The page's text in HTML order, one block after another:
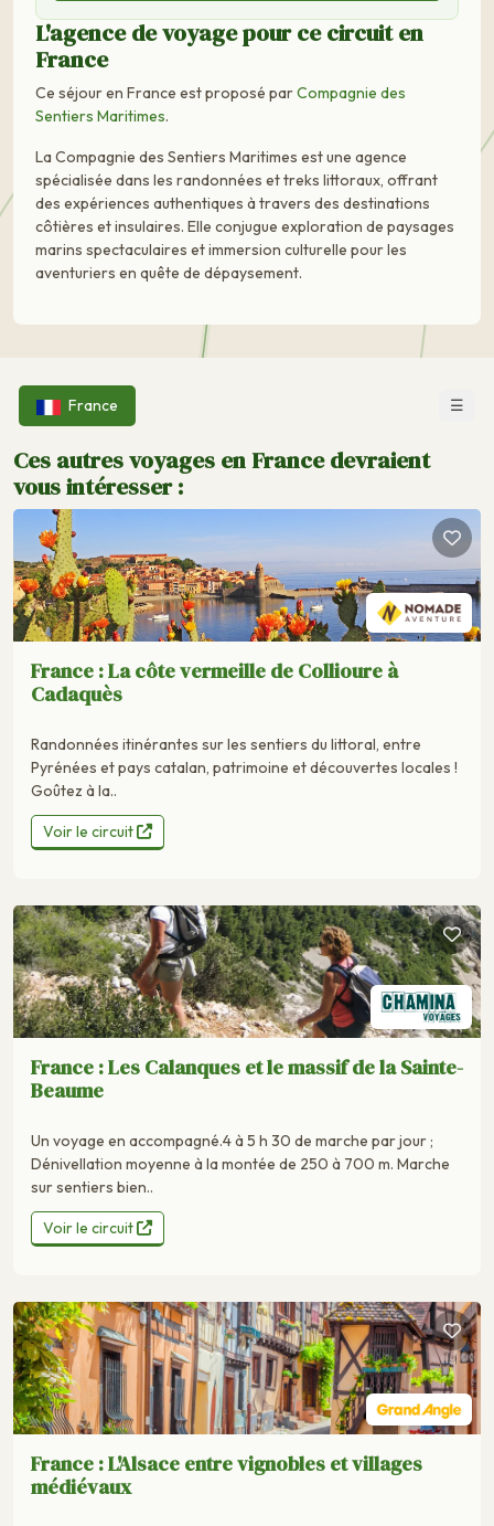
L'agence de voyage pour ce circuit en
France
Ce séjour en France est proposé parCompagnie des
Sentiers Maritimes.
La Compagnie des Sentiers Maritimes est une agence
spécialisée dans les randonnées et treks littoraux, offrant
des expériences authentiques à travers des destinations
côtières et insulaires. Elle conjugue exploration de paysages
marins spectaculaires et immersion culturelle pour les
aventuriers en quête de dépaysement.
France ☰
Ces autres voyages en France devraient
vous intéresser :
France : La côte vermeille de Collioure à
Cadaquès
Randonnées itinérantes sur les sentiers du littoral, entre
Pyrénées et pays catalan, patrimoine et découvertes locales !
Goûtez à la..
Voir le circuit
France : Les Calanques et le massif de la Sainte-
Beaume
Un voyage en accompagné.4 à 5 h 30 de marche par jour ;
Dénivellation moyenne à la montée de 250 à 700 m. Marche
sur sentiers bien..
Voir le circuit
France : L'Alsace entre vignobles et villages
médiévaux